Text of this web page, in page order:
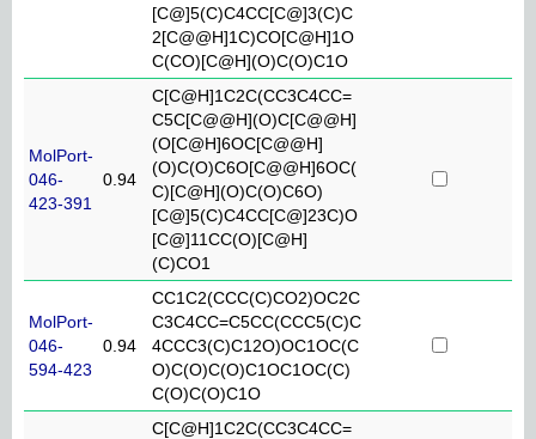
[C@]5(C)C4CC[C@]3(C)C
2[C@@H]1C)CO[C@H]1O
C(CO)[C@H](O)C(O)C1O
MolPort-
046-
423-391
0.94
C[C@H]1C2C(CC3C4CC=
C5C[C@@H](O)C[C@@H]
(O[C@H]6OC[C@@H]
(O)C(O)C6O[C@@H]6OC(
C)[C@H](O)C(O)C6O)
[C@]5(C)C4CC[C@]23C)O
[C@]11CC(O)[C@H]
(C)CO1
MolPort-
046-
594-423
0.94
CC1C2(CCC(C)CO2)OC2C
C3C4CC=C5CC(CCC5(C)C
4CCC3(C)C12O)OC1OC(C
O)C(O)C(O)C1OC1OC(C)
C(O)C(O)C1O
C[C@H]1C2C(CC3C4CC=